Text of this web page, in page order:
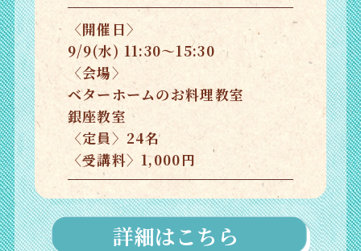
〈開催日〉
9/9(水) 11:30～15:30
〈会場〉
ベターホームのお料理教室
銀座教室
〈定員〉24名
〈受講料〉1,000円
詳細はこちら